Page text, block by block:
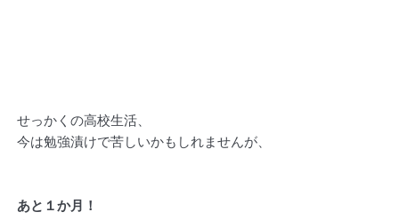
せっかくの高校生活、
今は勉強漬けで苦しいかもしれませんが、
あと１か月！